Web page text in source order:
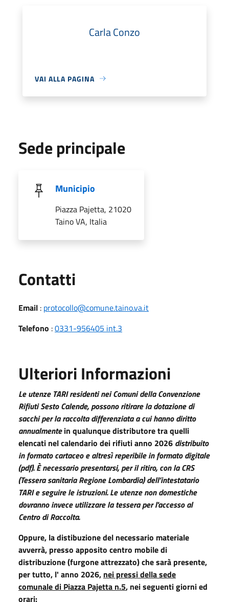
Carla Conzo
VAI ALLA PAGINA
Sede principale
Municipio
Piazza Pajetta, 21020
Taino VA, Italia
Contatti
Email : protocollo@comune.taino.va.it
Telefono :0331-956405 int.3
Ulteriori Informazioni
Le utenze TARI residenti nei Comuni della Convenzione
Rifiuti Sesto Calende,possono ritirare la dotazione di
sacchi per la raccolta differenziata a cui hanno diritto
annualmente in qualunque distributore tra quelli
elencati nel calendario dei rifiuti anno 2026 distribuito
in formato cartaceo e altresì reperibile in formato digitale
(pdf). È necessario presentarsi, per il ritiro, con la CRS
(Tessera sanitaria Regione Lombardia)dell’intestatario
TARI e seguire le istruzioni. Le utenze non domestiche
dovranno inveceutilizzare la tessera per l'accesso al
Centro di Raccolta.
Oppure, la distibuzione del necessario materiale
avverrà, presso apposito centro mobile di
distribuzione (furgone attrezzato)che sarà presente,
per tutto, l' anno 2026, nei pressi della sede
comunale di Piazza Pajetta n.5, nei seguenti giorni ed
orari: